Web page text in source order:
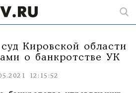
Кировской области
о банкротстве УК
12:15:52